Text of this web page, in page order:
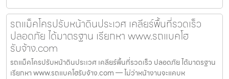
รถแม็คโครปรับหน้าดินประเวศ เคลียร์พื้นที่รวดเร็ว
ปลอดภัย ได้มาตรฐาน เรียกหา www.รถแบคโฮ
รับจ้าง.com
รถแม็คโครปรับหน้าดินประเวศ เคลียร์พื้นที่รวดเร็ว ปลอดภัย ได้มาตรฐาน
เรียกหา www.รถแบคโฮรับจ้าง.com — ไม่ว่าหน้างานจะแคบห